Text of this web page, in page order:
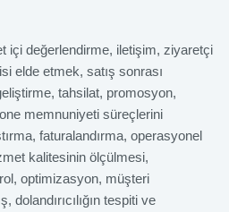
içi değerlendirme, iletişim, ziyaretçi
elde etmek, satış sonrası
tahsilat, promosyon,
memnuniyeti süreçlerini
faturalandırma, operasyonel
kalitesinin ölçülmesi,
optimizasyon, müşteri
dolandırıcılığın tespiti ve